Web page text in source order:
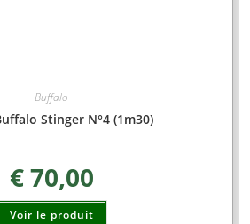
Buffalo
Stinger N°4 (1m30)
€70,00
Voir le produit